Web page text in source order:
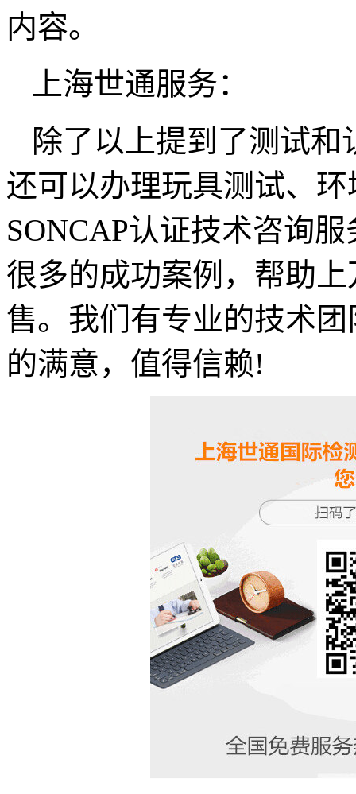
内容。
上海世通服务：
除了以上提到了测试
还可以办理玩具测试、
SONCAP认证技术咨询
很多的成功案例，帮助
售。我们有专业的技术
的满意，值得信赖!